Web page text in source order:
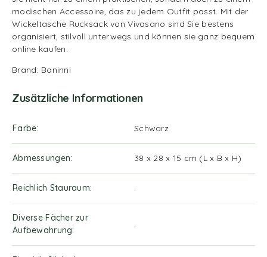
modischen Accessoire, das zu jedem Outfit passt. Mit der
Wickeltasche Rucksack von Vivasano sind Sie bestens
organisiert, stilvoll unterwegs und können sie ganz bequem
online kaufen.
Brand: Baninni
Zusätzliche Informationen
Farbe Schwarz
Abmessungen 38 x 28 x 15 cm (L x B x H)
Reichlich Stauraum .
Diverse Fächer zur
Aufbewahrung
.